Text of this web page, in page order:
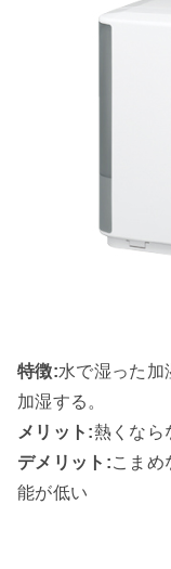
特徴:水で湿った加
加湿する。
メリット:熱くなら
デメリット:こまめ
能が低い